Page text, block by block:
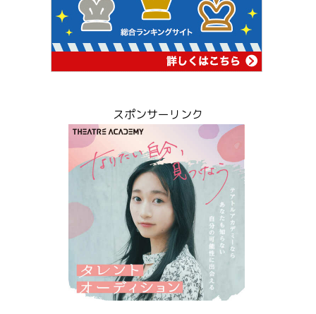
スポンサーリンク